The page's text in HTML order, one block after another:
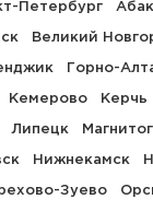
Петербург
Великий
Горно-
Кемерово Керчь
Липецк
Нижнекамск
Зуево